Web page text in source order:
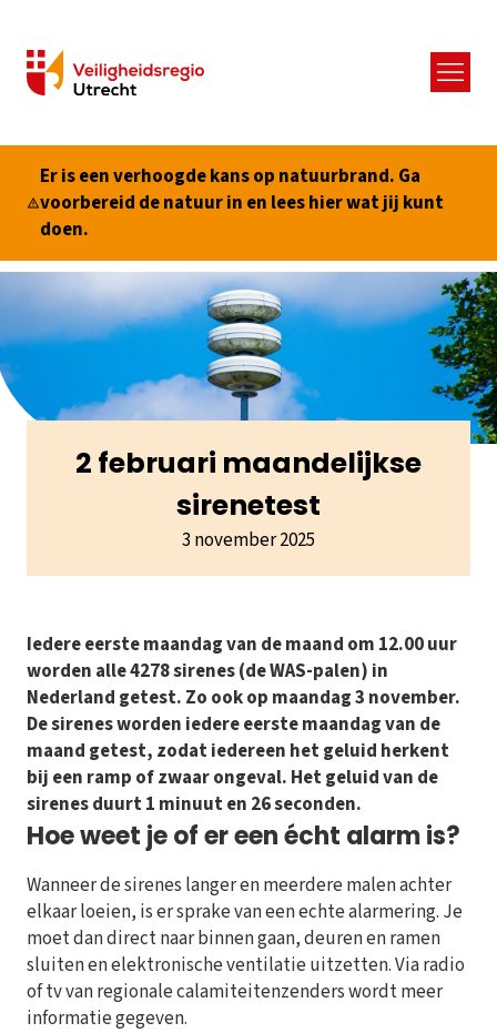
Menu
Er is een verhoogde kans op natuurbrand. Ga
voorbereid de natuur in en lees hier wat jij kunt
doen.
2 februari maandelijkse
sirenetest
3 november 2025
Iedere eerste maandag van de maand om 12.00 uur
worden alle 4278 sirenes (de WAS-palen) in
Nederland getest. Zo ook op maandag 3 november.
De sirenes worden iedere eerste maandag van de
maand getest, zodat iedereen het geluid herkent
bij een ramp of zwaar ongeval. Het geluid van de
sirenes duurt 1 minuut en 26 seconden.
Hoe weet je of er een écht alarm is?
Wanneer de sirenes langer en meerdere malen achter
elkaar loeien, is er sprake van een echte alarmering. Je
moet dan direct naar binnen gaan, deuren en ramen
sluiten en elektronische ventilatie uitzetten. Via radio
of tv van regionale calamiteitenzenders wordt meer
informatie gegeven.